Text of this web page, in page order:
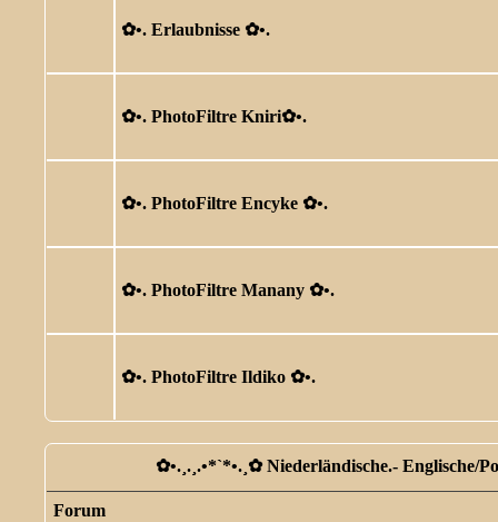
✿ •. Erlaubnisse ✿ •.
✿ •. PhotoFiltre Kniri✿ •.
✿ •. PhotoFiltre Encyke ✿ •.
✿ •. PhotoFiltre Manany ✿ •.
✿ •. PhotoFiltre Ildiko ✿ •.
✿ •.¸.¸.•*`*•.¸✿ Niederländische.- Englische/
Forum